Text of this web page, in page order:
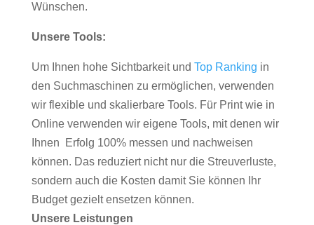
Wünschen.
Unsere Tools:
Um Ihnen hohe Sichtbarkeit und Top Ranking in
den Suchmaschinen zu ermöglichen, verwenden
wir flexible und skalierbare Tools. Für Print wie in
Online verwenden wir eigene Tools, mit denen wir
Ihnen Erfolg 100% messen und nachweisen
können. Das reduziert nicht nur die Streuverluste,
sondern auch die Kosten damit Sie können Ihr
Budget gezielt ensetzen können.
Unsere Leistungen